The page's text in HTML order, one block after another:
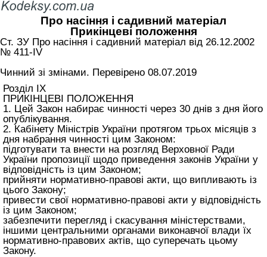
Про насіння і садивний матеріал
Прикінцеві положення
Ст. ЗУ Про насіння і садивний матеріал від 26.12.2002
№ 411-IV
Чинний зі змінами. Перевірено 08.07.2019
Розділ IX
ПРИКІНЦЕВІ ПОЛОЖЕННЯ
1. Цей Закон набирає чинності через 30 днів з дня його
опублікування.
2. Кабінету Міністрів України протягом трьох місяців з
дня набрання чинності цим Законом:
підготувати та внести на розгляд Верховної Ради
України пропозиції щодо приведення законів України у
відповідність із цим Законом;
прийняти нормативно-правові акти, що випливають із
цього Закону;
привести свої нормативно-правові акти у відповідність
із цим Законом;
забезпечити перегляд і скасування міністерствами,
іншими центральними органами виконавчої влади їх
нормативно-правових актів, що суперечать цьому
Закону.